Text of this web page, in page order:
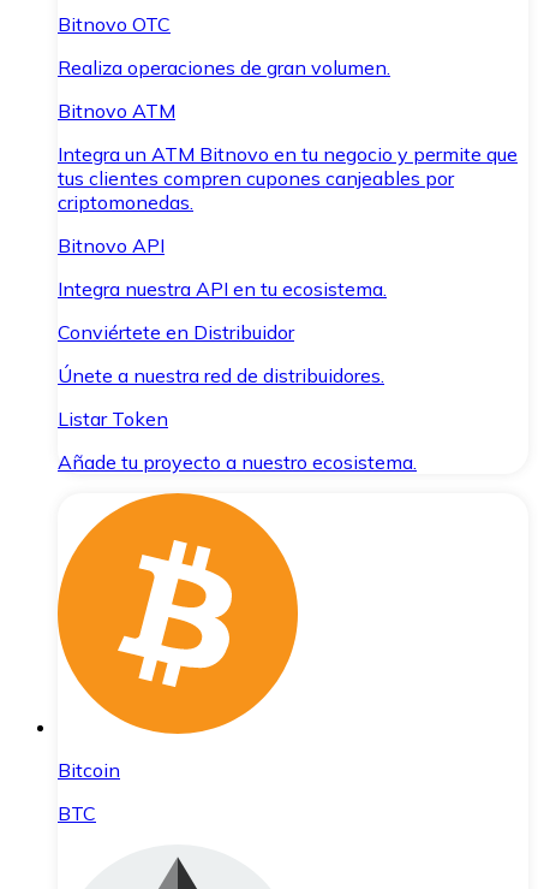
Bitnovo OTC
Realiza operaciones de gran volumen.
Bitnovo ATM
Integra un ATM Bitnovo en tu negocio y permite que
tus clientes compren cupones canjeables por
criptomonedas.
Bitnovo API
Integra nuestra API en tu ecosistema.
Conviértete en Distribuidor
Únete a nuestra red de distribuidores.
Listar Token
Añade tu proyecto a nuestro ecosistema.
Bitcoin
BTC